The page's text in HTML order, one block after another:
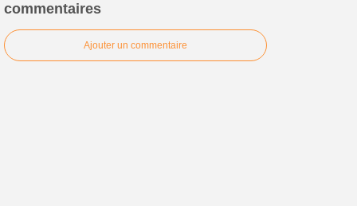
commentaires
Ajouter un commentaire